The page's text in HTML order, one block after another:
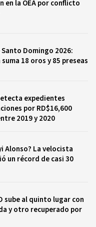
en la OEA por conflicto
Domingo 2026:
18 oros y 85 preseas
expedientes
por RD$16,600
2019 y 2020
Alonso? La velocista
un récord de casi 30
sube al quinto lugar con
y otro recuperado por